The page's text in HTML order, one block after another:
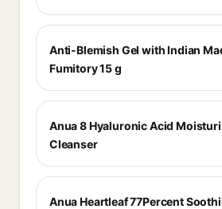
Anti-Blemish Gel with Indian
Fumitory 15 g
Anua 8 Hyaluronic Acid
Cleanser
Anua Heartleaf 77Percent